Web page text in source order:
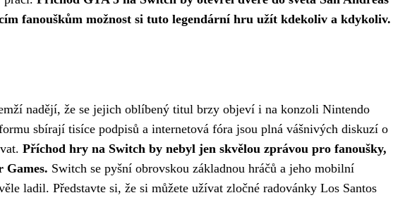
fanouškům možnost si tuto legendární hru užít kdekoliv a kdykoliv.
nadějí, že se jejich oblíbený titul brzy objeví i na konzoli Nintendo
sbírají tisíce podpisů a internetová fóra jsou plná vášnivých diskuzí o
Příchod hry na Switch by nebyl jen skvělou zprávou pro fanoušky,
Games. Switch se pyšní obrovskou základnou hráčů a jeho mobilní
ladil. Představte si, že si můžete užívat zločné radovánky Los Santos